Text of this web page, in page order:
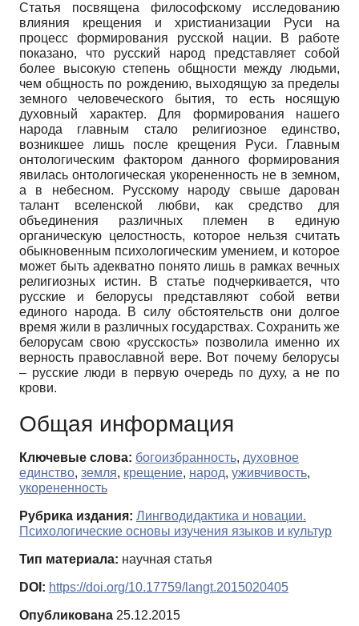
Статья посвящена философскому исследованию
влияния крещения и христианизации Руси на
процесс формирования русской нации. В работе
показано, что русский народ представляет собой
более высокую степень общности между людьми,
чем общность по рождению, выходящую за пределы
земного человеческого бытия, то есть носящую
духовный характер. Для формирования нашего
народа главным стало религиозное единство,
возникшее лишь после крещения Руси. Главным
онтологическим фактором данного формирования
явилась онтологическая укорененность не в земном,
а в небесном. Русскому народу свыше дарован
талант вселенской любви, как средство для
объединения различных племен в единую
органическую целостность, которое нельзя считать
обыкновенным психологическим умением, и которое
может быть адекватно понято лишь в рамках вечных
религиозных истин. В статье подчеркивается, что
русские и белорусы представляют собой ветви
единого народа. В силу обстоятельств они долгое
время жили в различных государствах. Сохранить же
белорусам свою «русскость» позволила именно их
верность православной вере. Вот почему белорусы
– русские люди в первую очередь по духу, а не по
крови.
Общая информация
Ключевые слова: богоизбранность, духовное
единство, земля, крещение, народ, уживчивость,
укорененность
Рубрика издания: Лингводидактика и новации.
Психологические основы изучения языков и культур
Тип материала: научная статья
DOI: https://doi.org/10.17759/langt.2015020405
Опубликована 25.12.2015